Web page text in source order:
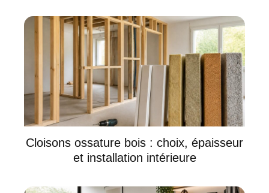
Cloisons ossature bois : choix, épaisseur
et installation intérieure